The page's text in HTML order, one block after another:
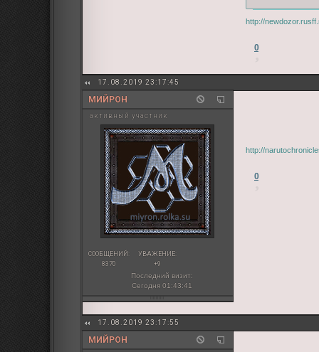
http://
0
17.08.2019 23:17:45
МИЙРОН
активный участник
СООБЩЕНИЙ:
8370
УВАЖЕНИЕ:
+9
Последний визит:
Сегодня 01:43:41
http://
0
17.08.2019 23:17:55
МИЙРОН